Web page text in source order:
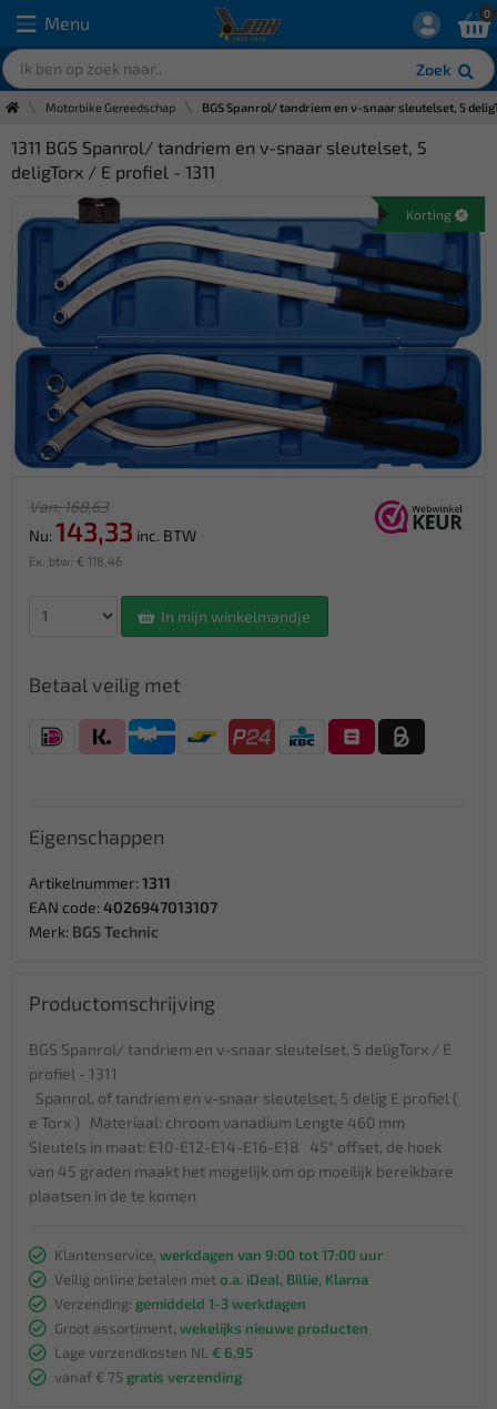
Menu
Zoek
0
Motorbike Gereedschap BGS Spanrol/ tandriem en v-snaar sleutelset, 5
1311 BGS Spanrol/ tandriem en v-snaar sleutelset, 5
deligTorx / E profiel - 1311
Korting
Van: 168,63
Nu: 143,33 inc. BTW
Ex. btw: € 118,46
In mijn winkelmandje
Betaal veilig met
Eigenschappen
Artikelnummer: 1311
EAN code: 4026947013107
Merk: BGS Technic
Productomschrijving
BGS Spanrol/ tandriem en v-snaar sleutelset, 5 deligTorx / E
profiel - 1311
Spanrol, of tandriem en v-snaar sleutelset, 5 delig E profiel (
e Torx ) Materiaal: chroom vanadium Lengte 460 mm
Sleutels in maat: E10-E12-E14-E16-E18 45° offset, de hoek
van 45 graden maakt het mogelijk om op moeilijk bereikbare
plaatsen in de te komen
Klantenservice, werkdagen van 9:00 tot 17:00 uur
Veilig online betalen met o.a. iDeal, Billie, Klarna
Verzending: gemiddeld 1-3 werkdagen
Groot assortiment, wekelijks nieuwe producten
Lage verzendkosten NL € 6,95
vanaf € 75 gratis verzending